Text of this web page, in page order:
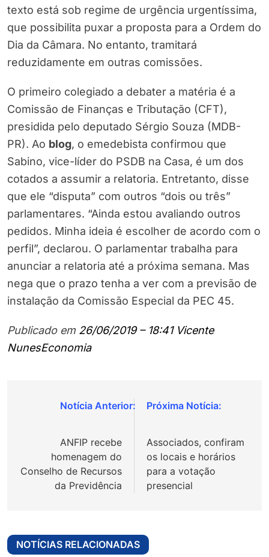
texto está sob regime de urgência urgentíssima,
que possibilita puxar a proposta para a Ordem do
Dia da Câmara. No entanto, tramitará
reduzidamente em outras comissões.
O primeiro colegiado a debater a matéria é a
Comissão de Finanças e Tributação (CFT),
presidida pelo deputado Sérgio Souza (MDB-
PR). Ao blog, o emedebista confirmou que
Sabino, vice-líder do PSDB na Casa, é um dos
cotados a assumir a relatoria. Entretanto, disse
que ele “disputa” com outros “dois ou três”
parlamentares. “Ainda estou avaliando outros
pedidos. Minha ideia é escolher de acordo com o
perfil”, declarou. O parlamentar trabalha para
anunciar a relatoria até a próxima semana. Mas
nega que o prazo tenha a ver com a previsão de
instalação da Comissão Especial da PEC 45.
Publicado em 26/06/2019 – 18:41 Vicente
NunesEconomia
Navegação
ANFIP recebe
homenagem do
Conselho de Recursos
da Previdência
Associados, confiram
os locais e horários
para a votação
presencial
NOTÍCIAS RELACIONADAS